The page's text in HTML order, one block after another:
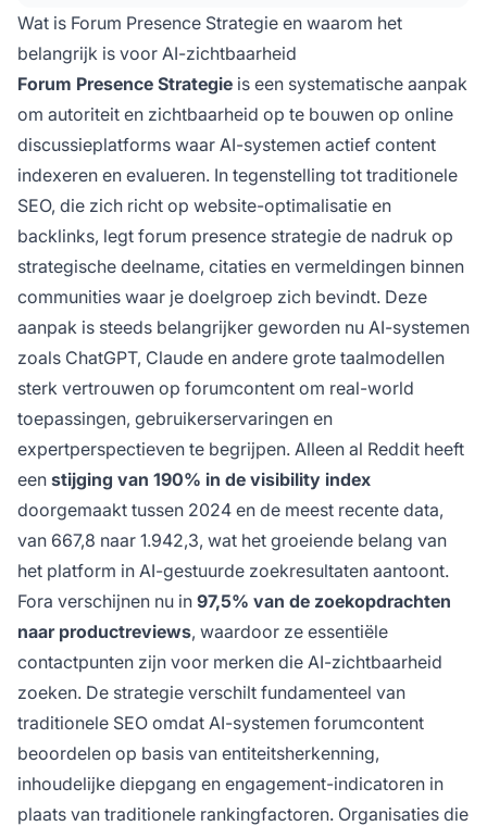
zichtbaarheid in AI-gestuurde zoekresultaten te
verbeteren. Deze aanpak combineert oprechte
communitydeelname met strategische
positionering om vermeldingen in AI-
gegenereerde antwoorden te verdienen. Het is
een cruciale off-page SEO-tactiek die
traditionele forumdeelname verbindt met
moderne AI-zoekzichtbaarheid.
Wat is Forum Presence Strategie en waarom het
belangrijk is voor AI-zichtbaarheid
Forum Presence Strategie is een systematische aanpak
om autoriteit en zichtbaarheid op te bouwen op online
discussieplatforms waar AI-systemen actief content
indexeren en evalueren. In tegenstelling tot traditionele
SEO, die zich richt op website-optimalisatie en
backlinks, legt forum presence strategie de nadruk op
strategische deelname, citaties en vermeldingen binnen
communities waar je doelgroep zich bevindt. Deze
aanpak is steeds belangrijker geworden nu AI-systemen
zoals ChatGPT, Claude en andere grote taalmodellen
sterk vertrouwen op forumcontent om real-world
toepassingen, gebruikerservaringen en
expertperspectieven te begrijpen. Alleen al Reddit heeft
een stijging van 190% in de visibility index
doorgemaakt tussen 2024 en de meest recente data,
van 667,8 naar 1.942,3, wat het groeiende belang van
het platform in AI-gestuurde zoekresultaten aantoont.
Fora verschijnen nu in 97,5% van de zoekopdrachten
naar productreviews, waardoor ze essentiële
contactpunten zijn voor merken die AI-zichtbaarheid
zoeken. De strategie verschilt fundamenteel van
traditionele SEO omdat AI-systemen forumcontent
beoordelen op basis van entiteitsherkenning,
inhoudelijke diepgang en engagement-indicatoren in
plaats van traditionele rankingfactoren. Organisaties die